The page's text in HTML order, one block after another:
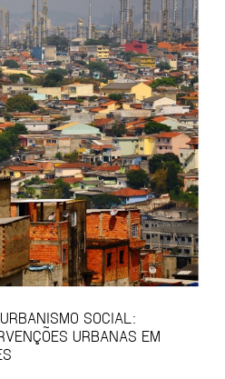
SOCIAL:
URBANAS EM